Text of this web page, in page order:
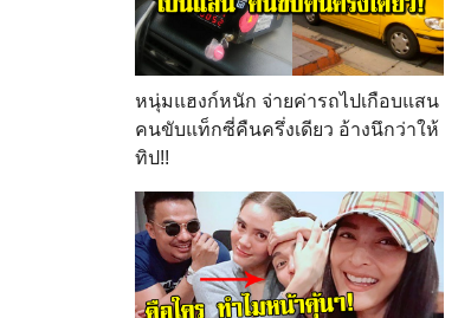
หนุ่มแฮงก์หนัก จ่ายค่ารถไปเกือบแสน
คนขับแท็กซี่คืนครึ่งเดียว อ้างนึกว่าให้
ทิป!!